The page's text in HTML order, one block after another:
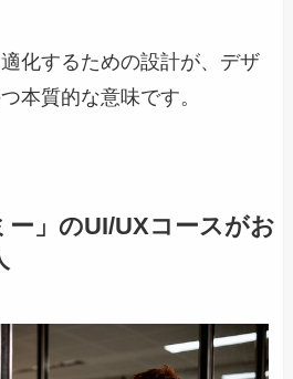
化するための設計が、デザ
本質的な意味です。
ー」のUI/UXコースがお